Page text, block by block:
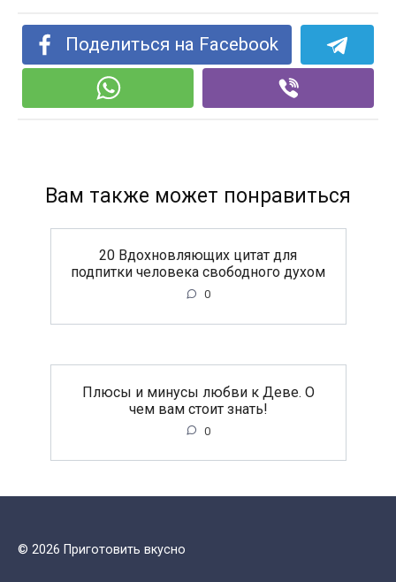
Поделиться на Facebook
Вам также может понравиться
20 Вдохновляющих цитат для
подпитки человека свободного духом
0
Плюсы и минусы любви к Деве. О
чем вам стоит знать!
0
© 2026 Приготовить вкусно